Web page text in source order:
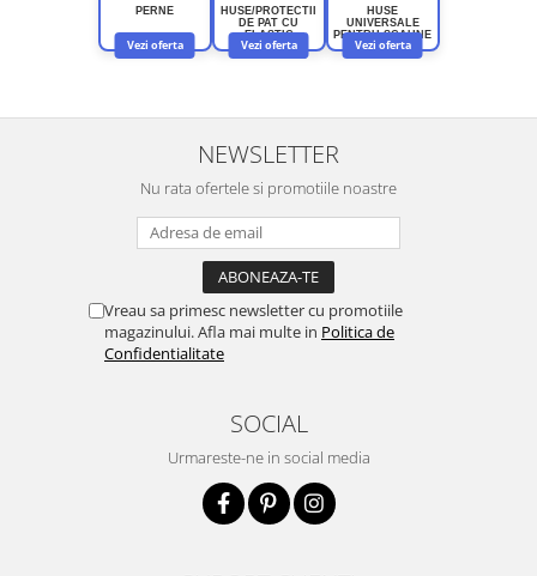
PERNE
Vezi oferta
HUSE/PROTECTII
DE PAT CU
ELASTIC
Vezi oferta
HUSE
UNIVERSALE
PENTRU SCAUNE
Vezi oferta
NEWSLETTER
Nu rata ofertele si promotiile noastre
Vreau sa primesc newsletter cu promotiile
magazinului. Afla mai multe in Politica de
Confidentialitate
SOCIAL
Urmareste-ne in social media